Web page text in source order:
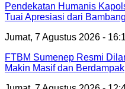
Pendekatan Humanis
Tuai Apresiasi dari
Jumat, 7 Agustus 2026 -
FTBM Sumenep Resmi
Makin Masif dan Berdampak